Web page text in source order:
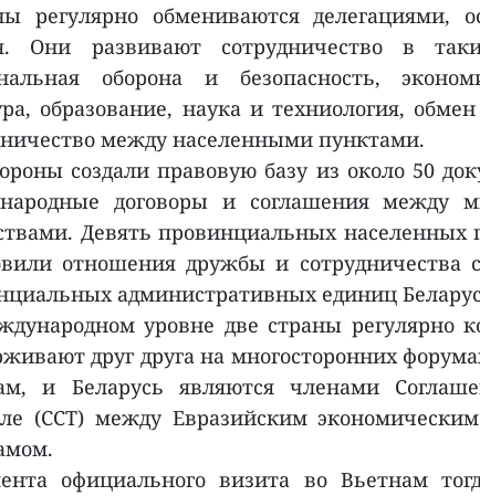
регулярно обмениваются делегациями,
Они развивают сотрудничество в
оборона и безопасность,
образование, наука и техниология,
между населенными пунктами.
создали правовую базу из около 50
договоры и соглашения между
Девять провинциальных населенных
отношения дружбы и
административных единиц
уровне две страны регулярно
друг друга на многосторонних
и Беларусь являются членами
(ССТ) между Евразийским
официального визита во Вьетнам